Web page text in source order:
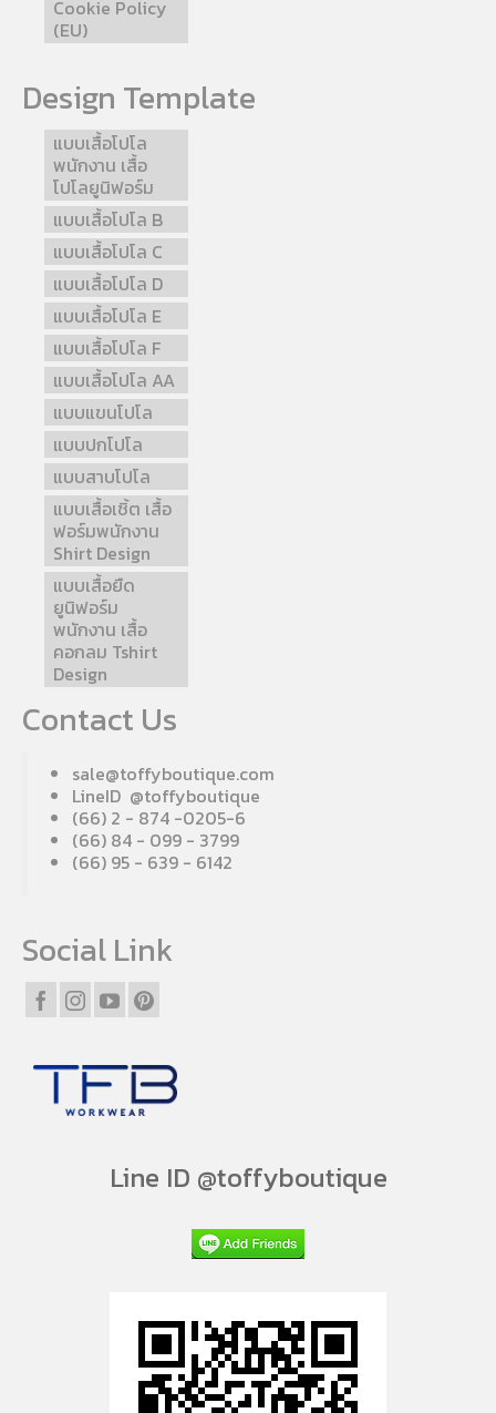
Cookie Policy
(EU)
Design Template
แบบเสื้อโปโล
พนักงาน เสื้อ
โปโลยูนิฟอร์ม
แบบเสื้อโปโล B
แบบเสื้อโปโล C
แบบเสื้อโปโล D
แบบเสื้อโปโล E
แบบเสื้อโปโล F
แบบเสื้อโปโล AA
แบบแขนโปโล
แบบปกโปโล
แบบสาบโปโล
แบบเสื้อเชิ้ต เสื้อ
ฟอร์มพนักงาน
Shirt Design
แบบเสื้อยืด
ยูนิฟอร์ม
พนักงาน เสื้อ
คอกลม Tshirt
Design
Contact Us
sale@toffyboutique.com
LineID @toffyboutique
(66) 2 - 874 -0205-6
(66) 84 - 099 - 3799
(66) 95 - 639 - 6142
Social Link
Line ID @toffyboutique